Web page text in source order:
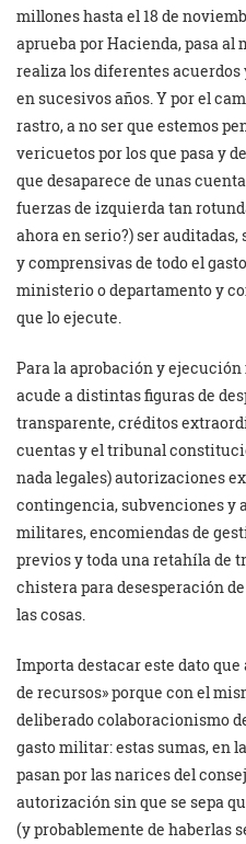
millones hasta el 18 de
aprueba por Hacienda, pasa
realiza los diferentes acuerdos
en sucesivos años. Y por el
rastro, a no ser que estemos
vericuetos por los que pasa y
que desaparece de unas
fuerzas de izquierda tan
ahora en serio?) ser
y comprensivas de todo el
ministerio o departamento y
que lo ejecute.
Para la aprobación y
acude a distintas figuras de
transparente, créditos
cuentas y el tribunal
nada legales) autorizaciones
contingencia, subvenciones y
militares, encomiendas de
previos y toda una retahíla de
chistera para desesperación
las cosas.
Importa destacar este dato
de recursos» porque con el
deliberado colaboracionismo
gasto militar: estas sumas, en
pasan por las narices del
autorización sin que se sepa
(y probablemente de haberlas